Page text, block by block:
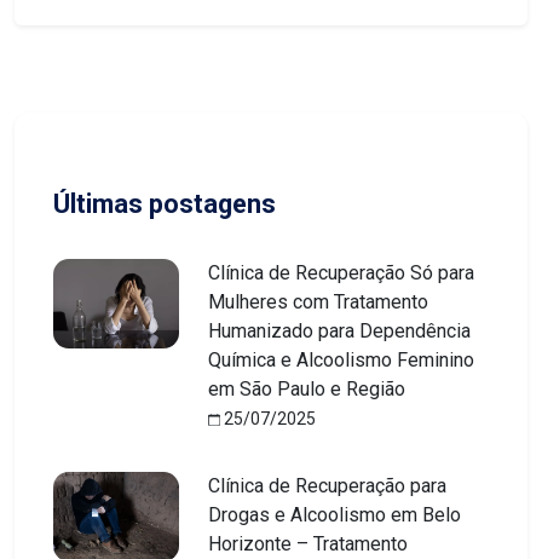
Últimas postagens
Clínica de Recuperação Só para
Mulheres com Tratamento
Humanizado para Dependência
Química e Alcoolismo Feminino
em São Paulo e Região
25/07/2025
Clínica de Recuperação para
Drogas e Alcoolismo em Belo
Horizonte – Tratamento